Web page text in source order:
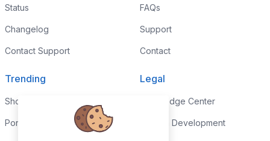
Status
Changelog
Contact Support
FAQs
Support
Contact
Trending
Shop
Portfolio
Legal
Knowledge Center
Custom Development